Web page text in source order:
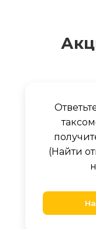
(Найти